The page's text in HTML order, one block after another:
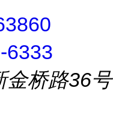
6333
金桥路36号